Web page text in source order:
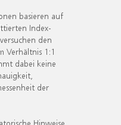
basieren auf
Index-
den
Verhältnis 1:1
dabei keine
der